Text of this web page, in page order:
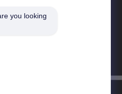
INDUSTRY
profesional
you looking